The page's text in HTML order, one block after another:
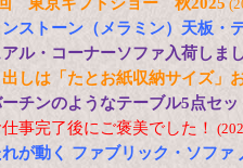
ストーン（メラミン）天板・
ル・コーナーソファ入荷しま
しは「たとお紙収納サイズ」
ーチンのようなテーブル5点セ
事完了後にご褒美でした！
が動く ファブリック・ソファ